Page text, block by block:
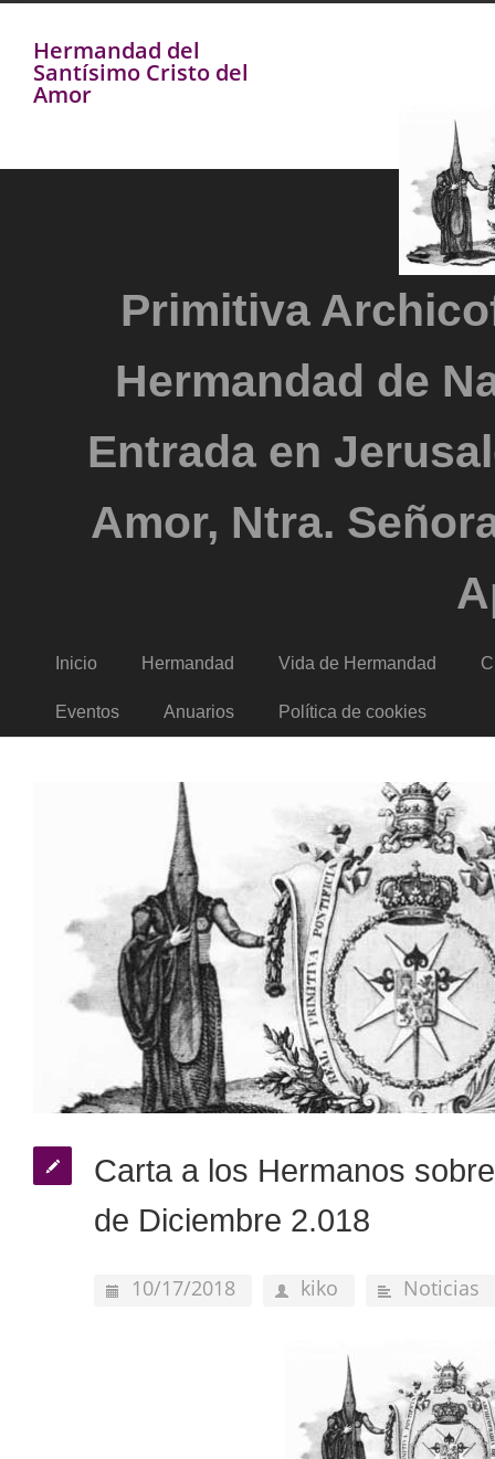
Hermandad del
Santísimo Cristo del
Amor
Primitiva
Hermandad de
Entrada en
Amor, Ntra.
Inicio Hermandad Vida de Hermandad
Eventos Anuarios Política de cookies
Carta a los Hermanos
de Diciembre 2.018
10/17/2018 kiko Noticias